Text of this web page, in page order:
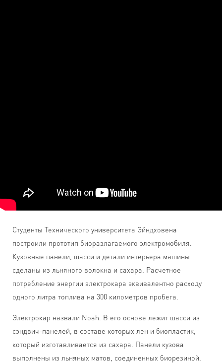
Студенты Технического университета Эйндховена
построили прототип биоразлагаемого электромобиля.
Кузовные панели, шасси и детали интерьера машины
сделаны из льняного волокна и сахара. Расчетное
потребление энергии электрокара эквивалентно расходу
одного литра топлива на 300 километров пробега.
Электрокар назвали Noah. В его основе лежит шасси из
сэндвич-панелей, в составе которых лен и биопластик,
который изготавливается из сахара. Панели кузова
выполнены из льняных матов, соединенных биорезиной.